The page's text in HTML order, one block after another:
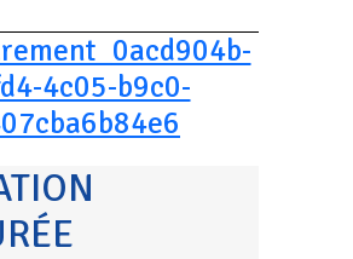
4c05-b9c0-